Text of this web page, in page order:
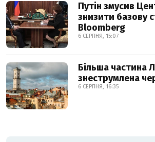
Путін змусив
знизити базову
Bloomberg
6 СЕРПНЯ, 15:07
Більша частина
знеструмлена
6 СЕРПНЯ, 16:35